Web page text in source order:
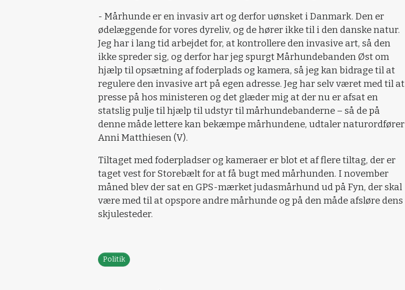
- Mårhunde er en invasiv art og derfor uønsket i Danmark. Den er
ødelæggende for vores dyreliv, og de hører ikke til i den danske natur.
Jeg har i lang tid arbejdet for, at kontrollere den invasive art, så den
ikke spreder sig, og derfor har jeg spurgt Mårhundebanden Øst om
hjælp til opsætning af foderplads og kamera, så jeg kan bidrage til at
regulere den invasive art på egen adresse. Jeg har selv været med til at
presse på hos ministeren og det glæder mig at der nu er afsat en
statslig pulje til hjælp til udstyr til mårhundebanderne – så de på
denne måde lettere kan bekæmpe mårhundene, udtaler naturordfører
Anni Matthiesen (V).
Tiltaget med foderpladser og kameraer er blot et af flere tiltag, der er
taget vest for Storebælt for at få bugt med mårhunden. I november
måned blev der sat en GPS-mærket judasmårhund ud på Fyn, der skal
være med til at opspore andre mårhunde og på den måde afsløre dens
skjulesteder.
Politik